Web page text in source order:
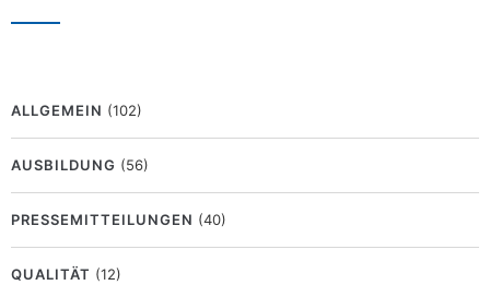
ALLGEMEIN (102)
AUSBILDUNG (56)
PRESSEMITTEILUNGEN (40)
QUALITÄT (12)